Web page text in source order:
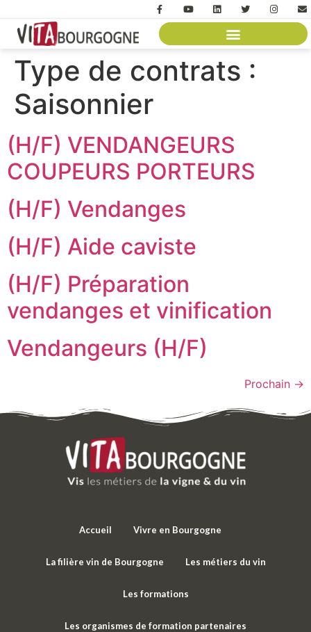
Type de contrats :
Saisonnier
(H/F) VENDANGEURS
COUPEURS PORTEURS
(H/F) Vendanges
(H/F) Aide caviste
(H/F) Préparation
vendanges et vinification
Vendangeurs (H/F)
Prochain →
Accueil Vivre en Bourgogne
La filière vin de Bourgogne Les métiers du vin
Les formations
Les organismes de formation partenaires